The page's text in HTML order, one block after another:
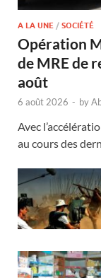
A LA UNE / SOCIÉTÉ
Opération
de MRE de
août
6 août 2026 - by
Avec
au cours des